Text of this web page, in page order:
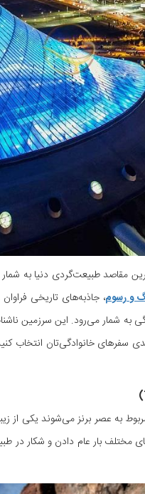
مقاصد طبیعت‌گردی دنیا به
و رسوم، جاذبه‌های تاریخی
شمار می‌رود. این سرزمین
سفرهای خانوادگی‌تان انتخاب
که شامل ۵ هزار کتیبه تاریخی مربوط به عصر
بار عام دادن و شکار در